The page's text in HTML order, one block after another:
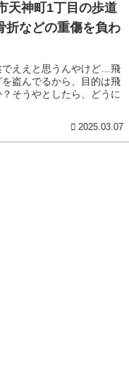
天神町1丁目の歩道
折などの重傷を負わ
でええと思うんやけど…飛
盗んでるから、目的は飛
そうやとしたら、どうに
2025.03.07